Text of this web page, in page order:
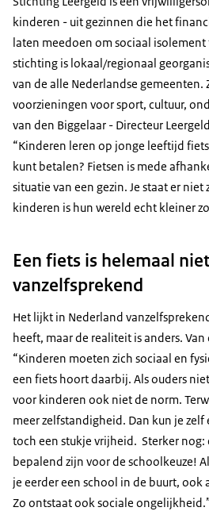
kinderen - uit gezinnen die het
laten meedoen om sociaal isolement
stichting is lokaal/regionaal
van de alle Nederlandse gemeenten.
voorzieningen voor sport, cultuur,
van den Biggelaar - Directeur
“Kinderen leren op jonge leeftijd
kunt betalen? Fietsen is mede
situatie van een gezin. Je staat er
kinderen is hun wereld echt kleiner
Een fiets is helemaal
vanzelfsprekend
Het lijkt in Nederland
heeft, maar de realiteit is anders.
“Kinderen moeten zich sociaal en
een fiets hoort daarbij. Als ouders
voor kinderen ook niet de norm.
meer zelfstandigheid. Dan kun je zelf
toch een stukje vrijheid. Sterker nog:
bepalend zijn voor de schoolkeuze!
je eerder een school in de buurt, ook
Zo ontstaat ook sociale